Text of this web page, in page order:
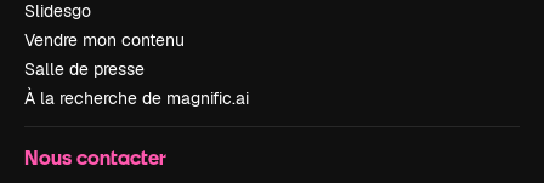
Slidesgo
Vendre mon contenu
Salle de presse
À la recherche de magnific.ai
Nous contacter